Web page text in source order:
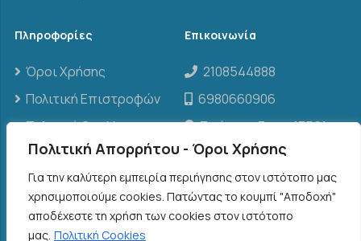
Πολιτική Απορρήτου - Όροι Χρήσης
Για την καλύτερη εμπειρία περιήγησης στον ιστότοπο μας
χρησιμοποιούμε cookies. Πατώντας το κουμπί "Αποδοχή"
αποδέχεστε τη χρήση των cookies στον ιστότοπο
μας. Πολιτική Cookies
Πληροφορίες
Όροι Χρήσης
Πολιτική Επιστροφών
Πολιτική Cookies
Επικοινωνία
2108544888
6980660906
Σπάρτης 3, τ.κ. 13561,
Άγιοι Ανάργυροι
info@threenclima.gr
©2026THREE N CLIMA